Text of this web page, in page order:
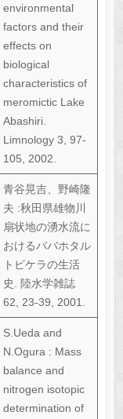
environmental
factors and their
effects on
biological
characteristics of
meromictic Lake
Abashiri.
Limnology 3, 97-
105, 2002.
青谷晃吉、野崎隆
夫 :秋田県雄物川
扇状地の湧水流に
おけるババホタル
トビケラの生活
史. 陸水学雑誌
62, 23-39, 2001.
S.Ueda and
N.Ogura : Mass
balance and
nitrogen isotopic
determination of